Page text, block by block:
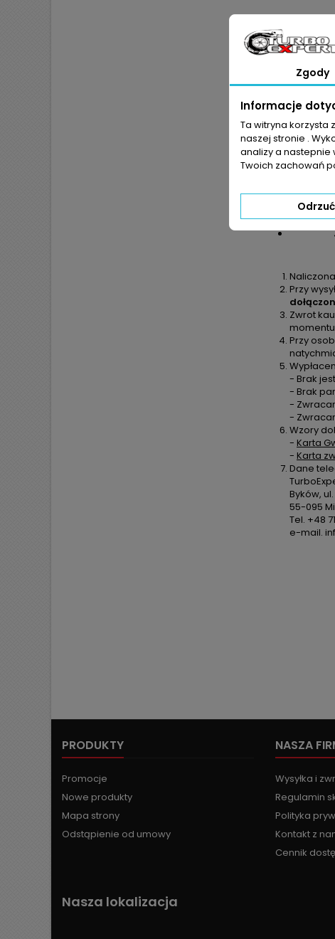
JEŻELI
Przy
Zwrot
Przy
- Brak
- Brak
-
-
Wzory
- Karta
- Karta
Dane
Byków,
55-095
Tel. +48
e-mail.
PRODUKTY
Promocje
Nowe produkty
Mapa strony
Odstąpienie od umowy
NASZA
Wysyłka i
Regulamin
Polityka
Kontakt z
Cennik
Nasza lokalizacja
Zgody
Informacje
Ta witryna korzysta
naszej stronie .
analizy a nastepnie
Twoich zachowań
Odrzuć